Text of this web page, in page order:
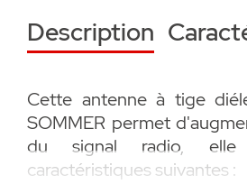
Description
Cette antenne à tige
SOMMER permet
du signal radio, elle
caractéristiques suivantes :